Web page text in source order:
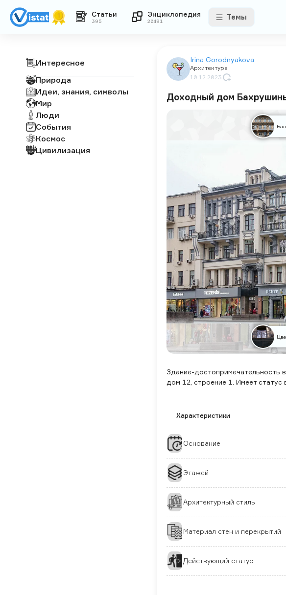
Статьи
395
Энциклопедия
20491 Темы
Интересное
Природа
Идеи, знания, символы
Мир
Люди
События
Космос
Цивилизация
Irina Gorodnyakova
Архитектура
10.12.2023
Доходный дом
Здание-достопримечательность
дом 12, строение 1. Имеет
Характеристики
Основание
Этажей
Архитектурный стиль
Материал стен и перекрытий
Действующий статус